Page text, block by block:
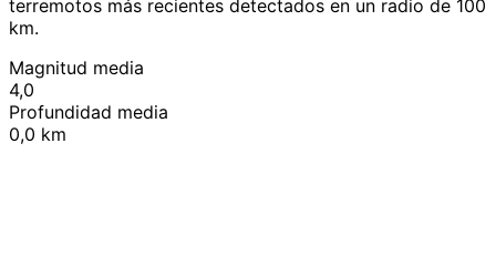
terremotos más recientes detectados en un radio de 100
km.
Magnitud media
4,0
Profundidad media
0,0 km